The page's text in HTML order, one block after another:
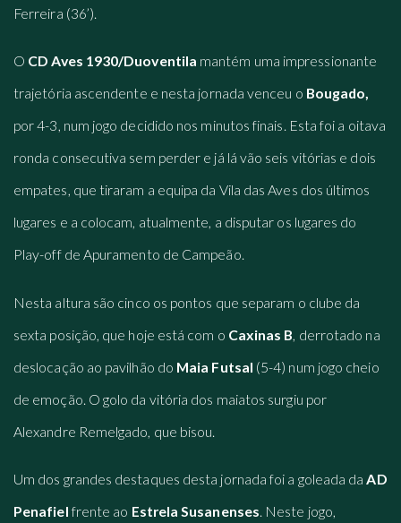
Ferreira (36’).
O CD Aves 1930/Duoventila mantém uma impressionante
trajetória ascendente e nesta jornada venceu o Bougado,
por 4-3, num jogo decidido nos minutos finais. Esta foi a oitava
ronda consecutiva sem perder e já lá vão seis vitórias e dois
empates, que tiraram a equipa da Vila das Aves dos últimos
lugares e a colocam, atualmente, a disputar os lugares do
Play-off de Apuramento de Campeão.
Nesta altura são cinco os pontos que separam o clube da
sexta posição, que hoje está com o Caxinas B , derrotado na
deslocação ao pavilhão do Maia Futsal (5-4) num jogo cheio
de emoção. O golo da vitória dos maiatos surgiu por
Alexandre Remelgado, que bisou.
Um dos grandes destaques desta jornada foi a goleada daAD
Penafiel frente ao Estrela Susanenses. Neste jogo,